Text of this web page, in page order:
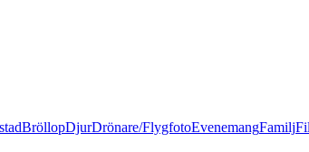
BröllopDjurDrönare/FlygfotoEvenemangFamilj